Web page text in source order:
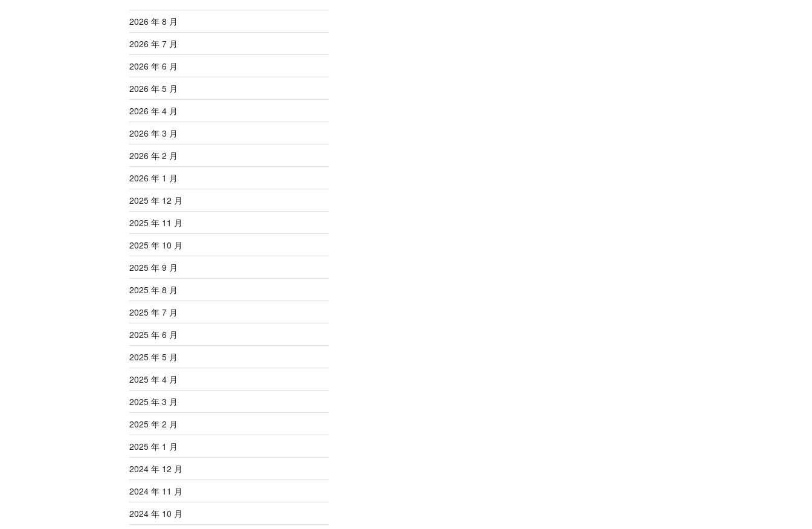
2026 年 8 月
2026 年 7 月
2026 年 6 月
2026 年 5 月
2026 年 4 月
2026 年 3 月
2026 年 2 月
2026 年 1 月
2025 年 12 月
2025 年 11 月
2025 年 10 月
2025 年 9 月
2025 年 8 月
2025 年 7 月
2025 年 6 月
2025 年 5 月
2025 年 4 月
2025 年 3 月
2025 年 2 月
2025 年 1 月
2024 年 12 月
2024 年 11 月
2024 年 10 月